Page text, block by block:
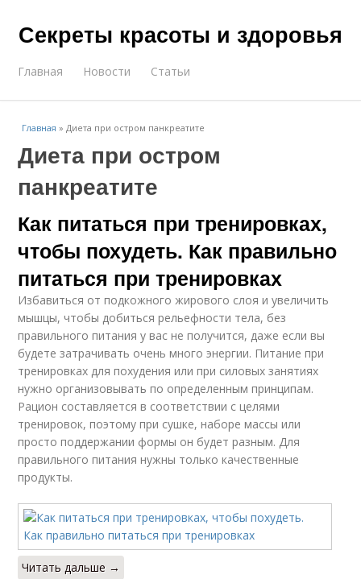
Секреты красоты и здоровья
Главная Новости Статьи
Главная »Диета при остром панкреатите
Диета при остром
панкреатите
Как питаться при тренировках,
чтобы похудеть. Как правильно
питаться при тренировках
Избавиться от подкожного жирового слоя и увеличить
мышцы, чтобы добиться рельефности тела, без
правильного питания у вас не получится, даже если вы
будете затрачивать очень много энергии. Питание при
тренировках для похудения или при силовых занятиях
нужно организовывать по определенным принципам.
Рацион составляется в соответствии с целями
тренировок, поэтому при сушке, наборе массы или
просто поддержании формы он будет разным. Для
правильного питания нужны только качественные
продукты.
Читать дальше →